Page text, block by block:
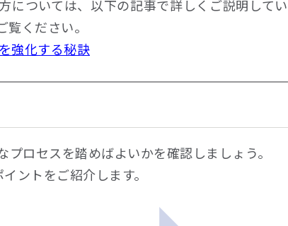
については、以下の記事で詳しくご説明してい
ください。
強化する秘訣
ロセスを踏めばよいかを確認しましょう。
ントをご紹介します。